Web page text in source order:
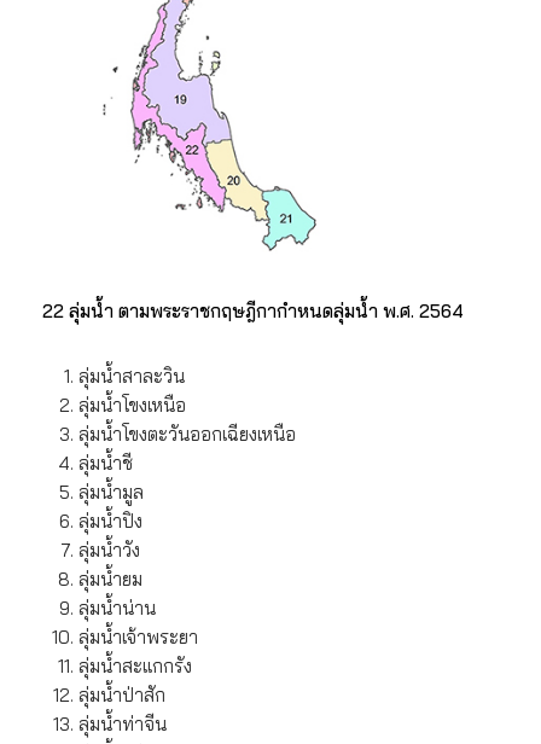
22 ลุ่มน้ำ ตามพระราชกฤษฎีกากำหนดลุ่มน้ำ พ.ศ. 2564
ลุ่มน้ำสาละวิน
ลุ่มน้ำโขงเหนือ
ลุ่มน้ำโขงตะวันออกเฉียงเหนือ
ลุ่มน้ำชี
ลุ่มน้ำมูล
ลุ่มน้ำปิง
ลุ่มน้ำวัง
ลุ่มน้ำยม
ลุ่มน้ำน่าน
ลุ่มน้ำเจ้าพระยา
ลุ่มน้ำสะแกกรัง
ลุ่มน้ำป่าสัก
ลุ่มน้ำท่าจีน